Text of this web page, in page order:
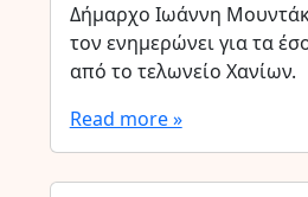
Δήμαρχο Ιωάννη
τον ενημερώνει για τα
από το τελωνείο Χανίων.
Read more »